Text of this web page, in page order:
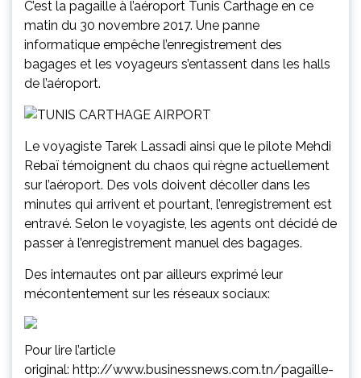
C’est la pagaille à l’aéroport Tunis Carthage en ce
matin du 30 novembre 2017. Une panne
informatique empêche l’enregistrement des
bagages et les voyageurs s’entassent dans les halls
de l’aéroport.
Le voyagiste Tarek Lassadi ainsi que le pilote Mehdi
Rebaï témoignent du chaos qui règne actuellement
sur l’aéroport. Des vols doivent décoller dans les
minutes qui arrivent et pourtant, l’enregistrement est
entravé. Selon le voyagiste, les agents ont décidé de
passer à l’enregistrement manuel des bagages.
Des internautes ont par ailleurs exprimé leur
mécontentement sur les réseaux sociaux:
Pour lire l’article
original: http://www.businessnews.com.tn/pagaille-